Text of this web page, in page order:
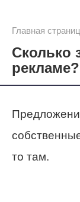
Главная
Сколько
рекламе?
то там.